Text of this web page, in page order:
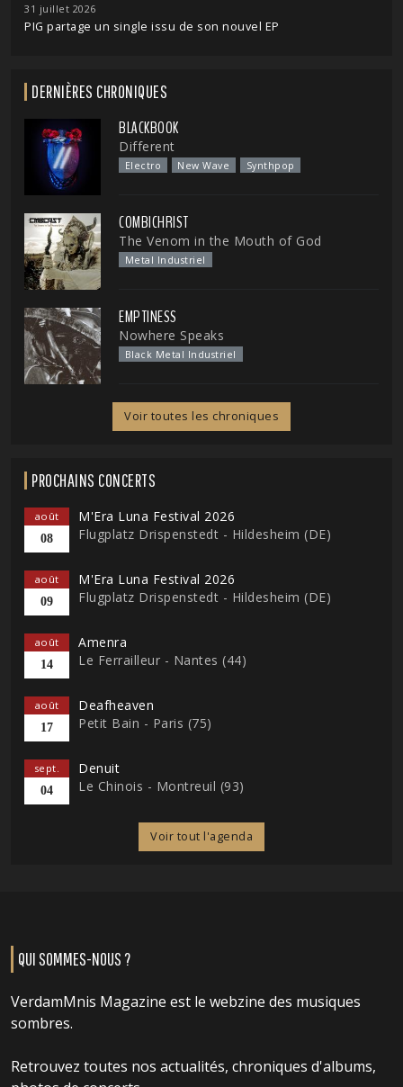
31 juillet 2026
PIG partage un single issu de son nouvel EP
DERNIÈRES CHRONIQUES
BLACKBOOK
Different
Electro New Wave Synthpop
COMBICHRIST
The Venom in the Mouth of God
Metal Industriel
EMPTINESS
Nowhere Speaks
Black Metal Industriel
Voir toutes les chroniques
PROCHAINS CONCERTS
août
08
M'Era Luna Festival 2026
Flugplatz Drispenstedt - Hildesheim (DE)
août
09
M'Era Luna Festival 2026
Flugplatz Drispenstedt - Hildesheim (DE)
août
14
Amenra
Le Ferrailleur - Nantes (44)
août
17
Deafheaven
Petit Bain - Paris (75)
sept.
04
Denuit
Le Chinois - Montreuil (93)
Voir tout l'agenda
QUI SOMMES-NOUS ?
VerdamMnis Magazine est le webzine des musiques
sombres.
Retrouvez toutes nos actualités, chroniques d'albums,